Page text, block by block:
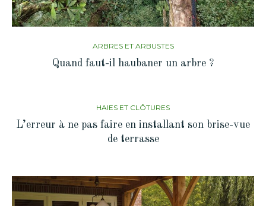
ARBRES ET ARBUSTES
Quand faut-il haubaner un arbre ?
HAIES ET CLÔTURES
L’erreur à ne pas faire en installant son brise-vue
de terrasse